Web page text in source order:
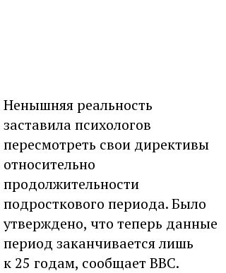
Ненышняя реальность
заставила психологов
пересмотреть свои директивы
относительно
продолжительности
подросткового периода. Было
утверждено, что теперь данные
период заканчивается лишь
к 25 годам, сообщает ВВС.